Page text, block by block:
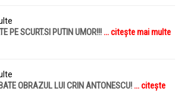
PE SCURT.SI PUTIN UMOR!!!... citește mai multe
OBRAZUL LUI CRIN ANTONESCU!... citește